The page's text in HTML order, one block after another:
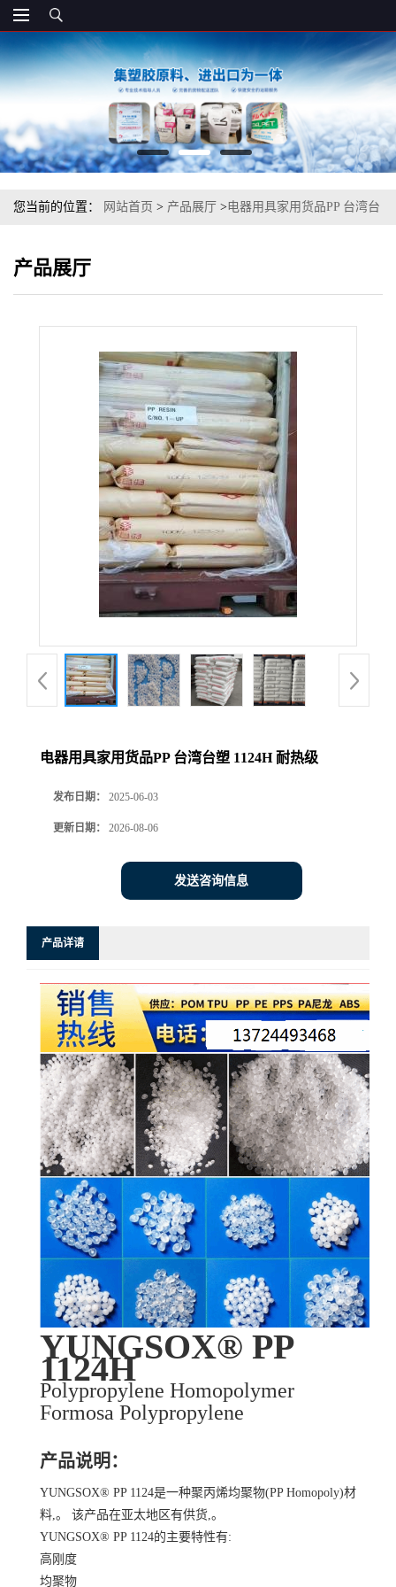
您当前的位置： 网站首页 > 产品展厅 >电器用具家用货品PP 台湾台
产品展厅
电器用具家用货品PP 台湾台塑 1124H 耐热级
发布日期： 2025-06-03
更新日期： 2026-08-06
发送咨询信息
产品详请
YUNGSOX® PP
1124H
Polypropylene Homopolymer
Formosa Polypropylene
产品说明：
YUNGSOX® PP 1124是一种聚丙烯均聚物(PP Homopoly)材
料,。 该产品在亚太地区有供货,。
YUNGSOX® PP 1124的主要特性有:
高刚度
均聚物